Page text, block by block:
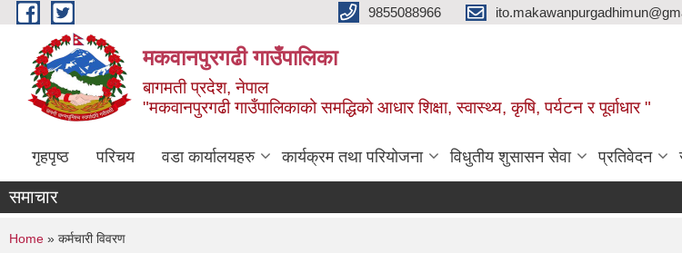
Skip to main content 9855088966
मकवानपुरगढी गाउँपालिका
बागमती प्रदेश, नेपाल
"मकवानपुरगढी गाउँपालिकाको समद्धिको आधार शिक्षा, स्‍वास्‍थ्‍य, कृषि, पर्यटन र पूर्वाधार "
गृहपृष्ठ परिचय वडा कार्यालयहरु कार्यक्रम तथा परियोजना विधुतीय शुसासन सेवा प्रतिवेदन
समाचार
You are here
Home » कर्मचारी विवरण